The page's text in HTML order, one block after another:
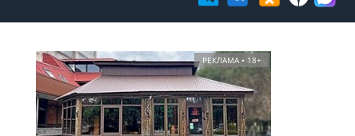
РЕКЛАМА • 18+